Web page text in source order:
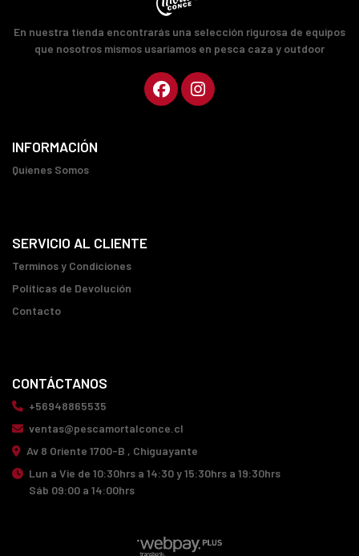
En nuestra tienda encontrarás una selección rigurosa de equipos
que nosotros mismos usaríamos en pesca caza y outdoor
INFORMACIÓN
Quienes Somos
SERVICIO AL CLIENTE
Terminos y Condiciones
Políticas de Devolución
Contacto
CONTÁCTANOS
+56948865535
ventas@pescamortalconce.cl
Av 8 Oriente 1700-B , Chiguayante
Lun a Vie de 10:30hrs a 14:30 y 15:30hrs a 19:30hrs
Sáb 09:00 a 14:00hrs